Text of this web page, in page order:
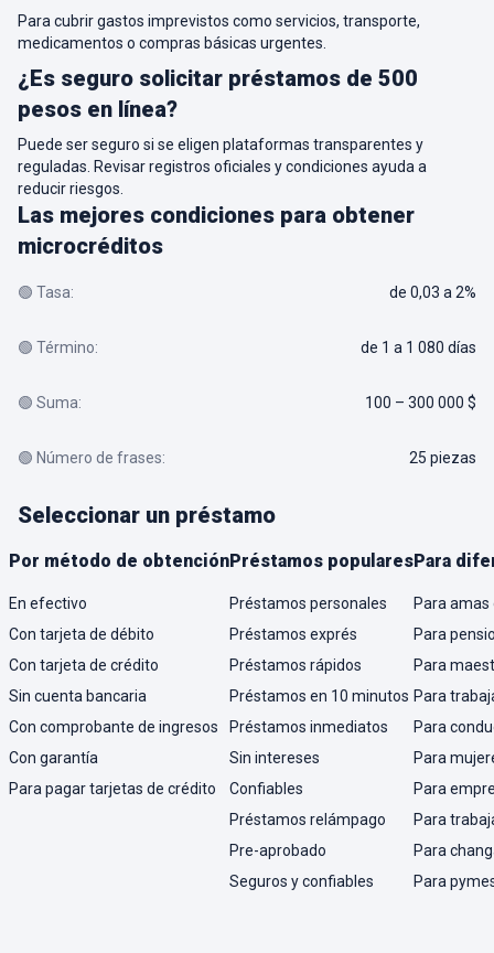
Para cubrir gastos imprevistos como servicios, transporte,
medicamentos o compras básicas urgentes.
¿Es seguro solicitar préstamos de 500
pesos en línea?
Puede ser seguro si se eligen plataformas transparentes y
reguladas. Revisar registros oficiales y condiciones ayuda a
reducir riesgos.
Las mejores condiciones para obtener
microcréditos
🟢 Tasa: de 0,03 a 2%
🟢 Término: de 1 a 1 080 días
🟢 Suma: 100 – 300 000 $
🟢 Número de frases: 25 piezas
Seleccionar un préstamo
Por método de obtención
En efectivo
Con tarjeta de débito
Con tarjeta de crédito
Sin cuenta bancaria
Con comprobante de ingresos
Con garantía
Para pagar tarjetas de crédito
Préstamos populares
Préstamos personales
Préstamos exprés
Préstamos rápidos
Préstamos en 10 minutos
Préstamos inmediatos
Sin intereses
Confiables
Préstamos relámpago
Pre-aprobado
Seguros y confiables
Para
Para amas
Para
Para
Para
Para
Para
Para
Para
Para
Para